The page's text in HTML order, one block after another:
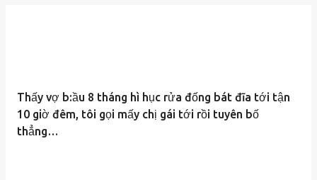
Thấy vợ b:ầu 8 tháng hì hục rửa đống bát đĩa tới tận
10 giờ đêm, tôi gọi mấy chị gái tới rồi tuyên bố
thẳng…